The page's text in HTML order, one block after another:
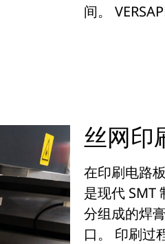
间。
丝网印
在印刷电路
是现代 SMT
分组成的焊
口。 印刷过